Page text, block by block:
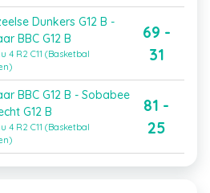
Dunkers G12 B -
BBC G12 B
4 R2 C11 (Basketbal
69 -
31
BBC G12 B - Sobabee
G12 B
4 R2 C11 (Basketbal
81 -
25